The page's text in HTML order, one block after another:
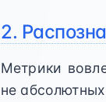
2.
Метрики
не